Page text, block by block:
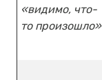
«видимо, что-
то произошло»